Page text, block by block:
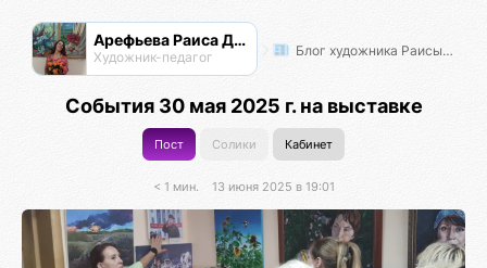
Арефьева Раиса Дмитриевна
Художник-педагог Блог художника Раисы Арефьевой
События 30 мая 2025 г. на выставке
Пост Солики Кабинет
< 1 мин. 13 июня 2025 в 19:01